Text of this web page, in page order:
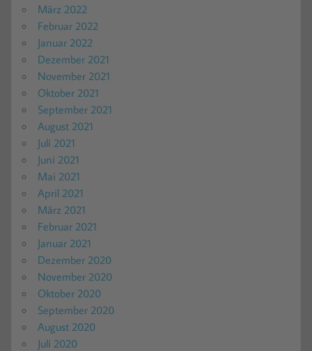
März 2022
Februar 2022
Januar 2022
Dezember 2021
November 2021
Oktober 2021
September 2021
August 2021
Juli 2021
Juni 2021
Mai 2021
April 2021
März 2021
Februar 2021
Januar 2021
Dezember 2020
November 2020
Oktober 2020
September 2020
August 2020
Juli 2020